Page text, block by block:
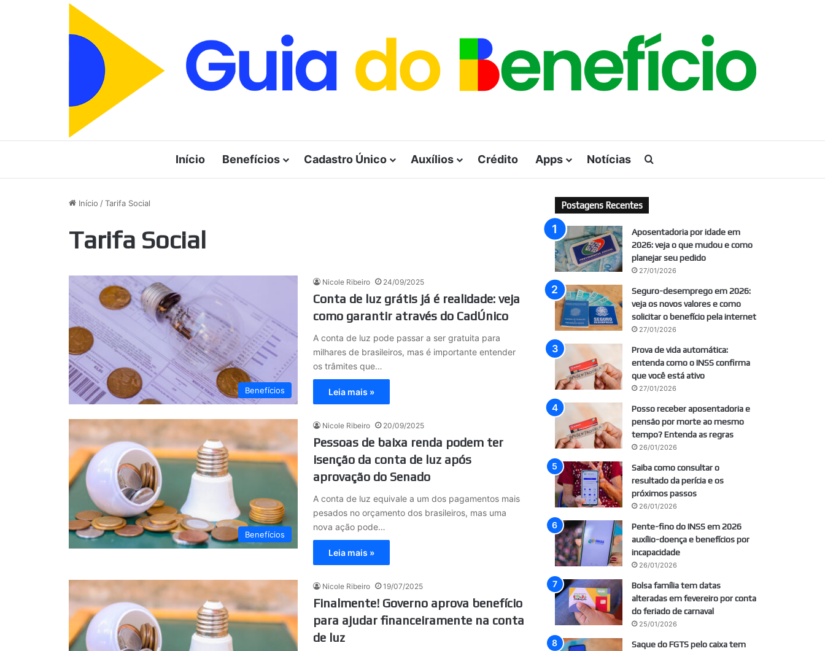
Início Benefícios Cadastro Único Auxílios Crédito Apps Notícias
Início /Tarifa Social
Tarifa Social
Benefícios
Nicole Ribeiro 24/09/2025
Conta de luz grátis já é realidade: veja
como garantir através do CadÚnico
A conta de luz pode passar a ser gratuita para
milhares de brasileiros, mas é importante entender
os trâmites que…
Leia mais »
Benefícios
Nicole Ribeiro 20/09/2025
Pessoas de baixa renda podem ter
isenção da conta de luz após
aprovação do Senado
A conta de luz equivale a um dos pagamentos mais
pesados no orçamento dos brasileiros, mas uma
nova ação pode…
Leia mais »
Nicole Ribeiro 19/07/2025
Finalmente! Governo aprova benefício
para ajudar financeiramente na conta
de luz
Postagens Recentes
Aposentadoria por idade em
2026: veja o que mudou e como
planejar seu pedido
27/01/2026
Seguro-desemprego em 2026:
veja os novos valores e como
solicitar o benefício pela internet
27/01/2026
Prova de vida automática:
entenda como o INSS confirma
que você está ativo
27/01/2026
Posso receber aposentadoria e
pensão por morte ao mesmo
tempo? Entenda as regras
26/01/2026
Saiba como consultar o
resultado da perícia e os
próximos passos
26/01/2026
Pente-fino do INSS em 2026
auxílio-doença e benefícios por
incapacidade
26/01/2026
Bolsa família tem datas
alteradas em fevereiro por conta
do feriado de carnaval
25/01/2026
Saque do FGTS pelo caixa tem